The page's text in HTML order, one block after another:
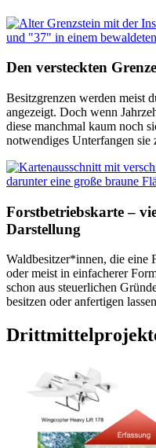
Den versteckten
Besitzgrenzen werden meist
angezeigt. Doch wenn
diese manchmal kaum noch
notwendiges Unterfangen
Forstbetriebskarte –
Darstellung
Waldbesitzer*innen, die eine
oder meist in einfacherer
schon aus steuerlichen
besitzen oder anfertigen